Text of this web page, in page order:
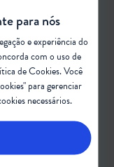
para nós
e experiência do
com o uso de
de Cookies. Você
para gerenciar
necessários.
(AME)
mas publicações
Espinhal (AME)
mil nascidos vivos